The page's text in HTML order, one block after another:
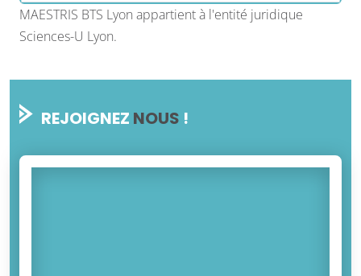
MAESTRIS BTS Lyon appartient à l'entité juridique
Sciences-U Lyon.
REJOIGNEZ NOUS !